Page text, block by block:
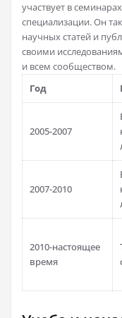
участвует в
специализации. Он
научных статей и
своими
и всем сообществом.
Год
2005-2007
2007-2010
2010-настоящее
время